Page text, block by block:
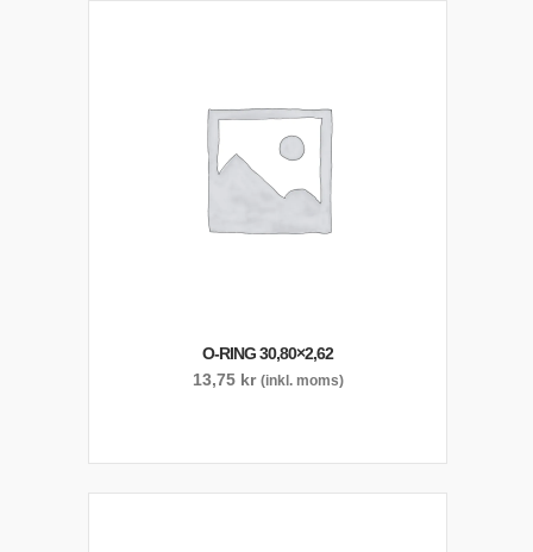
O-RING 30,80×2,62
13,75 kr (inkl. moms)